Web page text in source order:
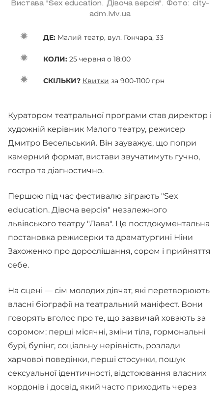
Вистава "Sex education. Дівоча версія". Фото: city-
adm.lviv.ua
ДЕ: Малий театр, вул. Гончара, 33
КОЛИ: 25 червня о 18:00
СКІЛЬКИ? Квитки за 900-1100 грн
Куратором театральної програми став директор і
художній керівник Малого театру, режисер
Дмитро Весельський. Він зауважує, що попри
камерний формат, вистави звучатимуть гучно,
гостро та діагностично.
Першою під час фестивалю зіграють "Sex
education. Дівоча версія" незалежного
львівського театру "Лава". Це постдокументальна
постановка режисерки та драматургині Ніни
Захоженко про дорослішання, сором і прийняття
себе.
На сцені — сім молодих дівчат, які перетворюють
власні біографії на театральний маніфест. Вони
говорять вголос про те, що зазвичай ховають за
соромом: перші місячні, зміни тіла, гормональні
бурі, булінг, соціальну нерівність, розлади
харчової поведінки, перші стосунки, пошук
сексуальної ідентичності, відстоювання власних
кордонів і досвід, який часто приходить через